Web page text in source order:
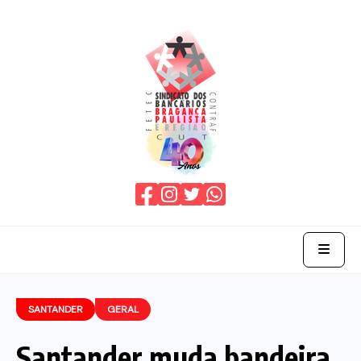
Home
O Sindicato
SANTANDER GERAL